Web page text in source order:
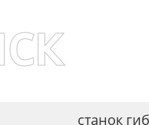
станок